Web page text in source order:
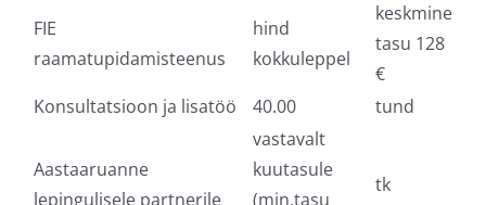
FIE
raamatupidamisteenus
hind
kokkuleppel
keskmine
tasu 128
€
Konsultatsioon ja lisatöö
40.00 tund
Aastaaruanne
lepingulisele partnerile
vastavalt
kuutasule
(min.tasu
tk